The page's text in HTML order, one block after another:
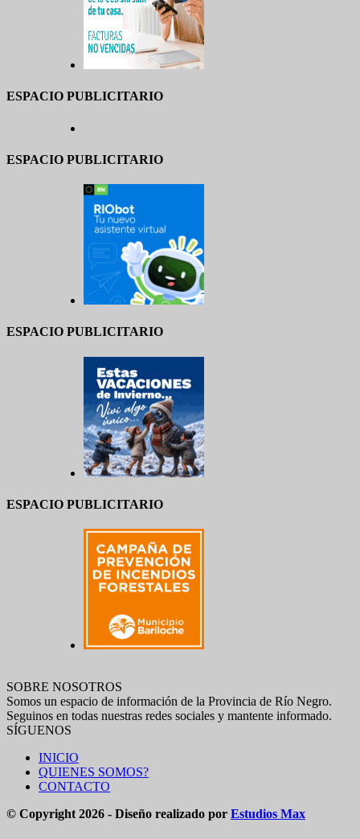
ESPACIO PUBLICITARIO
ESPACIO PUBLICITARIO
ESPACIO PUBLICITARIO
ESPACIO PUBLICITARIO
SOBRE NOSOTROS
Somos un espacio de información de la Provincia de Río Negro.
Seguinos en todas nuestras redes sociales y mantente informado.
SÍGUENOS
INICIO
QUIENES SOMOS?
CONTACTO
© Copyright 2026 - Diseño realizado por Estudios Max